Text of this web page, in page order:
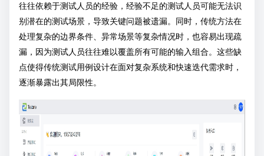
往往依赖于测试人员的经验，经验不足的测试人员可能无法识
别潜在的测试场景，导致关键问题被遗漏。同时，传统方法在
处理复杂的边界条件、异常场景等复杂情况时，也容易出现疏
漏，因为测试人员往往难以覆盖所有可能的输入组合。这些缺
点使得传统测试用例设计在面对复杂系统和快速迭代需求时，
逐渐暴露出其局限性。